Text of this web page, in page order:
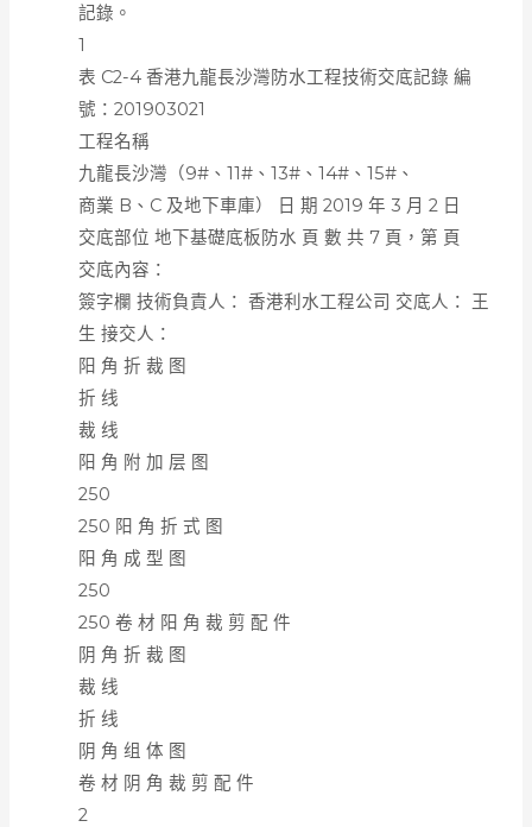
記錄。
1
表 C2-4 香港九龍長沙灣防水工程技術交底記錄 編
號：201903021
工程名稱
九龍長沙灣（9#、11#、13#、14#、15#、
商業 B、C 及地下車庫） 日 期 2019 年 3 月 2 日
交底部位 地下基礎底板防水 頁 數 共 7 頁，第 頁
交底內容：
簽字欄 技術負責人： 香港利水工程公司 交底人： 王
生 接交人：
阳 角 折 裁 图
折 线
裁 线
阳 角 附 加 层 图
250
250 阳 角 折 式 图
阳 角 成 型 图
250
250 卷 材 阳 角 裁 剪 配 件
阴 角 折 裁 图
裁 线
折 线
阴 角 组 体 图
卷 材 阴 角 裁 剪 配 件
2